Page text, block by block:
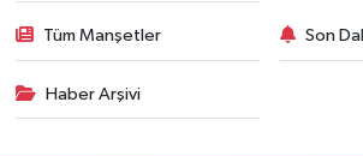
Tüm Manşetler Son
Haber Arşivi